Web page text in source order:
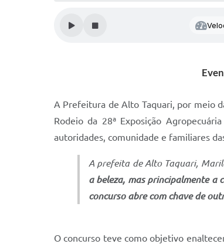
A Prefeitura de Alto Taquari, por meio
Rodeio da 28ª Exposição
autoridades, comunidade e familiares
A prefeita de Alto Taquari,
a beleza, mas principalmente a
concurso abre com chave de
O concurso teve como objetivo